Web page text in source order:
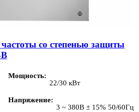
со степенью защиты
Мощность
22/30 кВт
Напряжение
3 ~ 380В ± 15% 50/60Гц